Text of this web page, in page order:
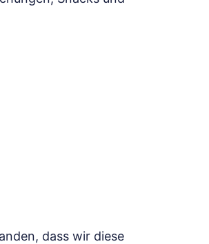
dass wir diese